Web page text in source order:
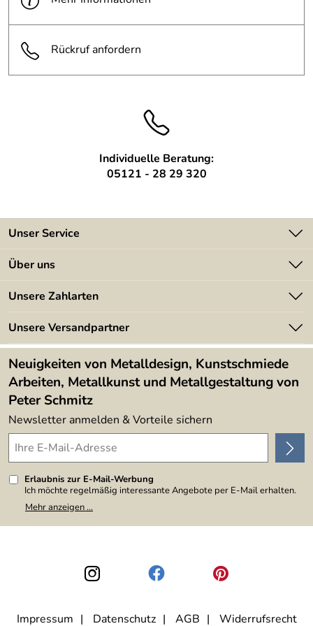
Material:
Stahlrohre
Rückruf anfordern
Individuelle Beratung:
05121 - 28 29 320
Unser Service
Kontakt
Kundeninformationen
Newsletter
Lieferbedingungen
Über uns
Angebote
Kundenbewertungen (394)
4,9/5
Unsere Zahlarten
Unsere Versandpartner
Neuigkeiten von Metalldesign, Kunstschmiede
Arbeiten, Metallkunst und Metallgestaltung von
Peter Schmitz
Newsletter anmelden & Vorteile sichern
Erlaubnis zur E-Mail-Werbung
Ich möchte regelmäßig interessante Angebote per E-Mail erhalten.
Meine E-Mail-Adresse wird nicht an andere Unternehmen
weitergegeben. Zu statistischen Zwecken wird in anonymer Form
den Link "Abmelden" am Ende des Newsletters anklicke. Die
Datenschutzerklärung
habe ich zur Kenntnis genommen.
Mehr anzeigen ...
Impressum Datenschutz AGB Widerrufsrecht